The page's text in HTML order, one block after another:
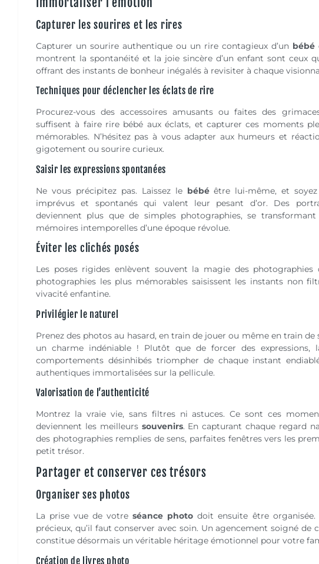
Capturer les sourires et les rires
Capturer un sourire authentique ou un rire contagieux d’un bébé
montrent la spontanéité et la joie sincère d’un enfant sont ceux
offrant des instants de bonheur inégalés à revisiter à chaque
Techniques pour déclencher les éclats de rire
Procurez-vous des accessoires amusants ou faites des
suffisent à faire rire bébé aux éclats, et capturer ces moments
mémorables. N’hésitez pas à vous adapter aux humeurs et
gigotement ou sourire curieux.
Saisir les expressions spontanées
Ne vous précipitez pas. Laissez le bébéêtre lui-même, et
imprévus et spontanés qui valent leur pesant d’or. Des
deviennent plus que de simples photographies, se
mémoires intemporelles d’une époque révolue.
Éviter les clichés posés
Les poses rigides enlèvent souvent la magie des photographies
photographies les plus mémorables saisissent les instants non
vivacité enfantine.
Privilégier le naturel
Prenez des photos au hasard, en train de jouer ou même en train
un charme indéniable ! Plutôt que de forcer des expressions,
comportements désinhibés triompher de chaque instant
authentiques immortalisées sur la pellicule.
Valorisation de l’authenticité
Montrez la vraie vie, sans filtres ni astuces. Ce sont ces
deviennent les meilleurs souvenirs. En capturant chaque regard
des photographies remplies de sens, parfaites fenêtres vers les
petit trésor.
Partager et conserver ces trésors
Organiser ses photos
La prise vue de votreséance photo doit ensuite être
précieux, qu’il faut conserver avec soin. Un agencement soigné de
constitue désormais un véritable héritage émotionnel pour votre
Création de livres photo